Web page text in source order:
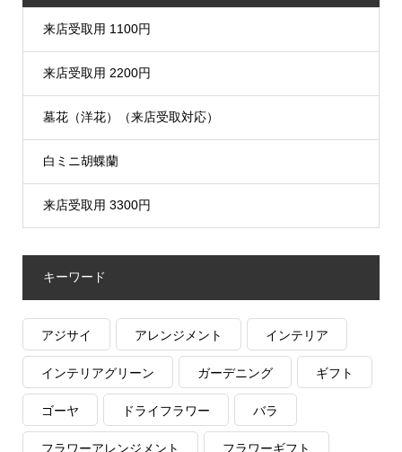
来店受取用 1100円
来店受取用 2200円
墓花（洋花）（来店受取対応）
白ミニ胡蝶蘭
来店受取用 3300円
キーワード
アジサイ アレンジメント インテリア
インテリアグリーン ガーデニング ギフト
ゴーヤ ドライフラワー バラ
フラワーアレンジメント フラワーギフト